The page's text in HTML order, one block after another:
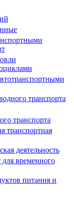
транспорта
транспорта
транспортная
деятельность
для временного
питания и